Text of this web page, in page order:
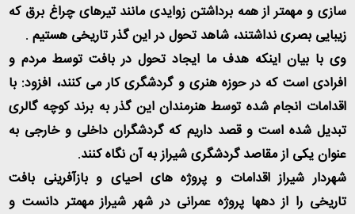
سازی و مهمتر از همه برداشتن زوایدی مانند تیرهای چراغ برق که
زیبایی بصری نداشتند، شاهد تحول در این گذر تاریخی هستیم .
وی با بیان اینکه هدف ما ایجاد تحول در بافت توسط مردم و
افرادی است که در حوزه هنری و گردشگری کار می کنند، افزود: با
اقدامات انجام شده توسط هنرمندان این گذر به برند کوچه گالری
تبدیل شده است و قصد داریم که گردشگران داخلی و خارجی به
عنوان یکی از مقاصد گردشگری شیراز به آن نگاه کنند.
شهردار شیراز اقدامات و پروژه های احیای و بازآفرینی بافت
تاریخی را از دهها پروژه عمرانی در شهر شیراز مهمتر دانست و